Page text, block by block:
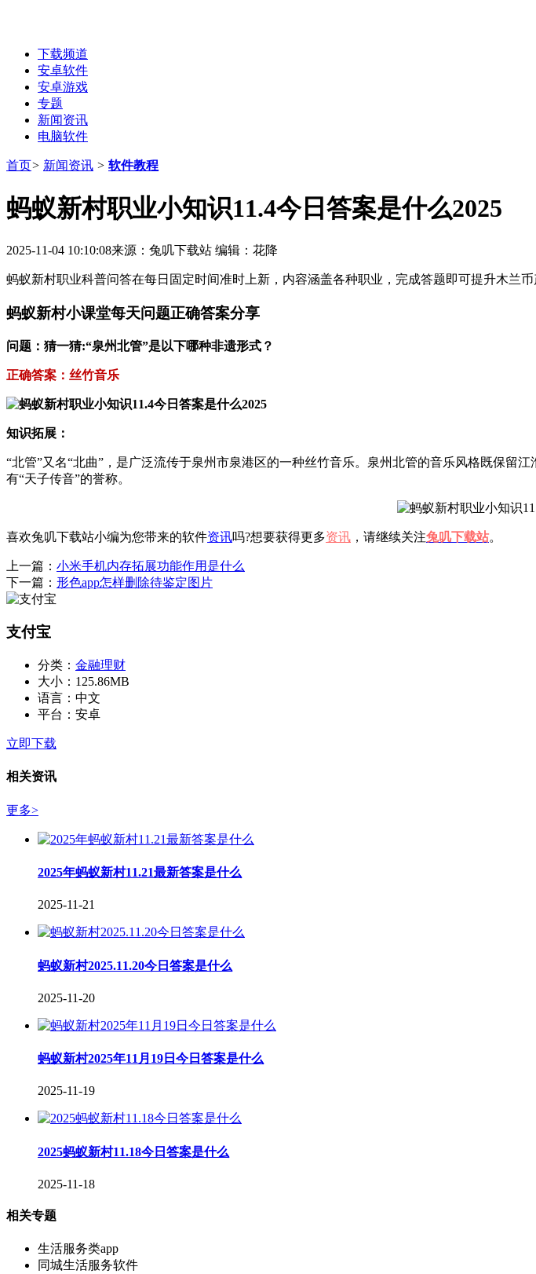
下载频道
安卓软件
安卓游戏
专题
新闻资讯
电脑软件
首页> 新闻资讯 > 软件教程
蚂蚁新村职业小知识11.4今日答案是什么2025
2025-11-04 10:10:08来源：兔叽下载站 编辑：花降
蚂蚁新村职业科普问答在每日固定时间准时上新，内容涵盖各种职业，完成答题即可提升木兰
蚂蚁新村小课堂每天问题正确答案分享
问题：猜一猜:“泉州北管”是以下哪种非遗形式？
正确答案：丝竹音乐
知识拓展：
“北管”又名“北曲”，是广泛流传于泉州市泉港区的一种丝竹音乐。泉州北管的音乐风格既保留
有“天子传音”的誉称。
喜欢兔叽下载站小编为您带来的软件资讯吗?想要获得更多资讯 ，请继续关注兔叽下载站。
上一篇： 小米手机内存拓展功能作用是什么
下一篇： 形色app怎样删除待鉴定图片
支付宝
分类： 金融理财
大小： 125.86MB
语言： 中文
平台： 安卓
立即下载
相关资讯
更多>
2025年蚂蚁新村11.21最新答案是什么
2025-11-21
蚂蚁新村2025.11.20今日答案是什么
2025-11-20
蚂蚁新村2025年11月19日今日答案是什么
2025-11-19
2025蚂蚁新村11.18今日答案是什么
2025-11-18
相关专题
生活服务类app
同城生活服务软件